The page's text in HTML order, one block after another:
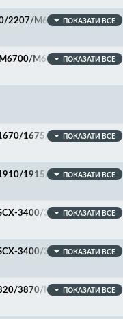
2207/M6500/6507/6607/
ПОКАЗАТИ ВСЕ
M6700/M6800/M7100/M72
ПОКАЗАТИ ВСЕ
1670/1675/1860/1861/186
ПОКАЗАТИ ВСЕ
1910/1915/2450/2525/258
4216/4300/4310/431
3250/WorkCentre 311
ПОКАЗАТИ ВСЕ
3400/3405/3407/Xpres
+ комплект втулок
ПОКАЗАТИ ВСЕ
3400/3405/3407/Xpres
+ пружина, для СУМІ
ПОКАЗАТИ ВСЕ
3870/M4020/4070/SCX
D205E/106R02304/
ПОКАЗАТИ ВСЕ